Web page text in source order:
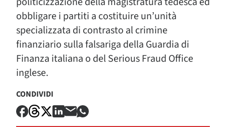
obbligare i partiti a costituire un’unità
specializzata di contrasto al crimine
finanziario sulla falsariga della Guardia di
Finanza italiana o del Serious Fraud Office
inglese.
CONDIVIDI